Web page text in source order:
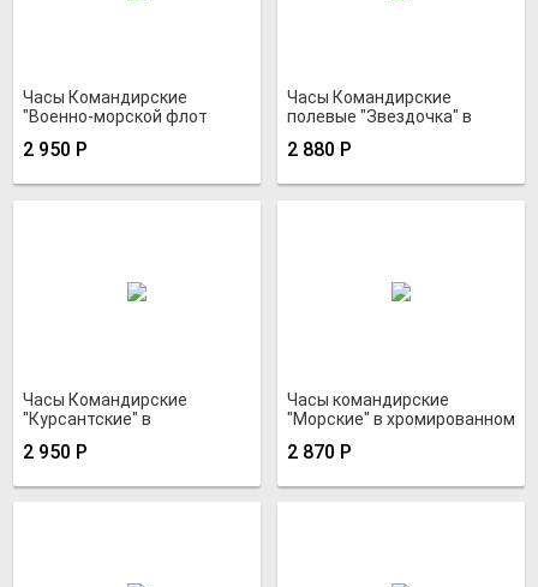
Часы Командирские
"Военно-морской флот
2 950 Р
Часы Командирские
полевые "Звездочка" в
2 880 Р
Часы Командирские
"Курсантские" в
корпусе
2 950 Р
Часы командирские
"Морские" в хромированном
корпусе
2 870 Р